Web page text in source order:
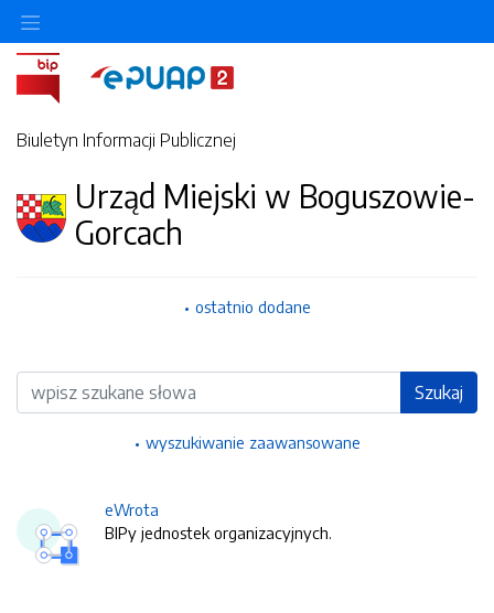
Biuletyn Informacji Publicznej
Urząd Miejski w Boguszowie-
Gorcach
ostatnio dodane
Wyszukiwarka Szukaj
wyszukiwanie zaawansowane
eWrota
BIPy jednostek organizacyjnych.